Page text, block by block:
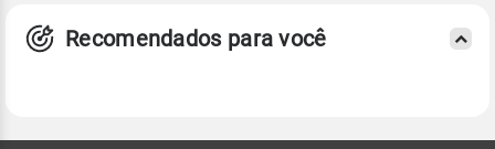
Recomendados para você